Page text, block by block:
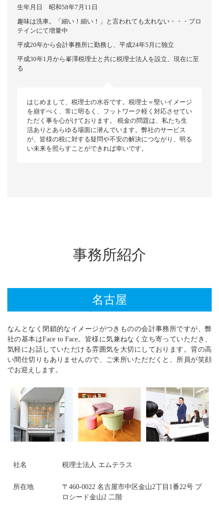
生年月日 昭和58年7月11日
趣味は洗車。「細い！細い！」と言われても太れない・・・プロ
テインにて増量中
平成20年から会計事務所に勤務し、平成24年5月に独立
平成30年1月から峯澤税理士と共に税理士法人を設立、現在に至
る
はじめまして、税理士の水谷です。 税理士＝堅いイメージ
を崩すべく、常に明るく、フットワーク軽く対応させてい
ただく事を心がけております。
税金の問題は、私たち生
活ありとあらゆる場面に潜んでいます。弊社のサービス
が、皆様の税に対する疑問や不安の解決につながり、明る
い未来を照らすことができれば幸いです。
事務所紹介
名古屋
なんとなく閉鎖的なイメージがつきものの会計事務所ですが、弊
社の基本はFace to Face。皆様に気兼ねなく立ち寄っていただき、
気軽にお話していただける雰囲気を大切にしております。背の高
い間仕切りもありませんので、ご来所いただだくと、所員が笑顔
でお迎えします。
社名 税理士法人 エムテラス
所在地
〒460-0022 名古屋市中区金山2丁目1番22号 プ
ロシード金山2 二階